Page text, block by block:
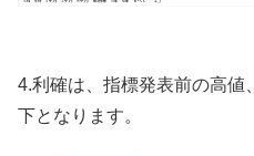
4.利確は、指標発表前の高値
下となります。